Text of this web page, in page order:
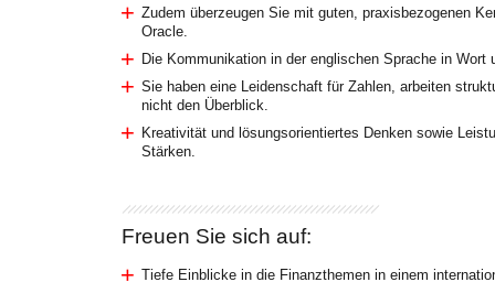
Zudem überzeugen Sie mit guten, praxisbezogenen
Oracle.
Die Kommunikation in der englischen Sprache in Wort
Sie haben eine Leidenschaft für Zahlen, arbeiten
nicht den Überblick.
Kreativität und lösungsorientiertes Denken sowie
Stärken.
Freuen Sie sich auf:
Tiefe Einblicke in die Finanzthemen in einem